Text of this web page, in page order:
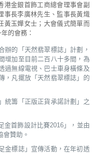
港金銀首飾工商總會理事會副
事長李廣林先生、監事長黃熾
黃玉嬋女士；大會儀式簡單而
的會務：
辦的「天然翡翠標誌」計劃，
增加至目前二百八十多間，為
過無線電視、巴士車身橫條及
，凡擺放「天然翡翠標誌」的
統籌「正版正貨承諾計劃」之
金首飾設計比賽2016」，並由
會贊助。
金標誌」宣傳活動，在年初透